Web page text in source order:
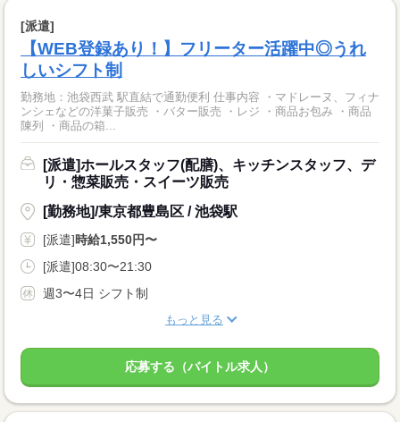
[派遣]
【WEB登録あり！】フリーター活躍中◎うれ
しいシフト制
勤務地：池袋西武 駅直結で通勤便利 仕事内容 ・マドレーヌ、フィナ
ンシェなどの洋菓子販売 ・バター販売 ・レジ ・商品お包み ・商品
陳列 ・商品の箱...
[派遣]ホールスタッフ(配膳)、キッチンスタッフ、デ
リ・惣菜販売・スイーツ販売
[勤務地]/東京都豊島区 / 池袋駅
[派遣]時給1,550円〜
[派遣]08:30〜21:30
週3〜4日 シフト制
もっと見る
応募する（バイトル求人）